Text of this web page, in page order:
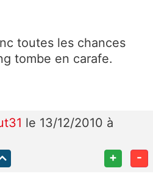
toutes les chances
tombe en carafe.
le 13/12/2010 à
+ -